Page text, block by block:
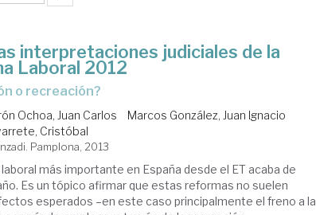
interpretaciones judiciales de la
Laboral 2012
o recreación?
Ochoa, Juan Carlos
Marcos González, Juan Ignacio
Cristóbal
Pamplona, 2013
más importante en España desde el ET acaba de
Es un tópico afirmar que estas reformas no suelen
esperados –en este caso principalmente el freno a la